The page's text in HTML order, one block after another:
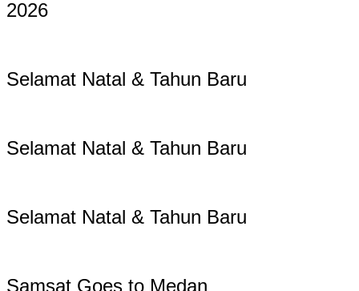
2026
Selamat Natal & Tahun Baru
Selamat Natal & Tahun Baru
Selamat Natal & Tahun Baru
Samsat Goes to Medan